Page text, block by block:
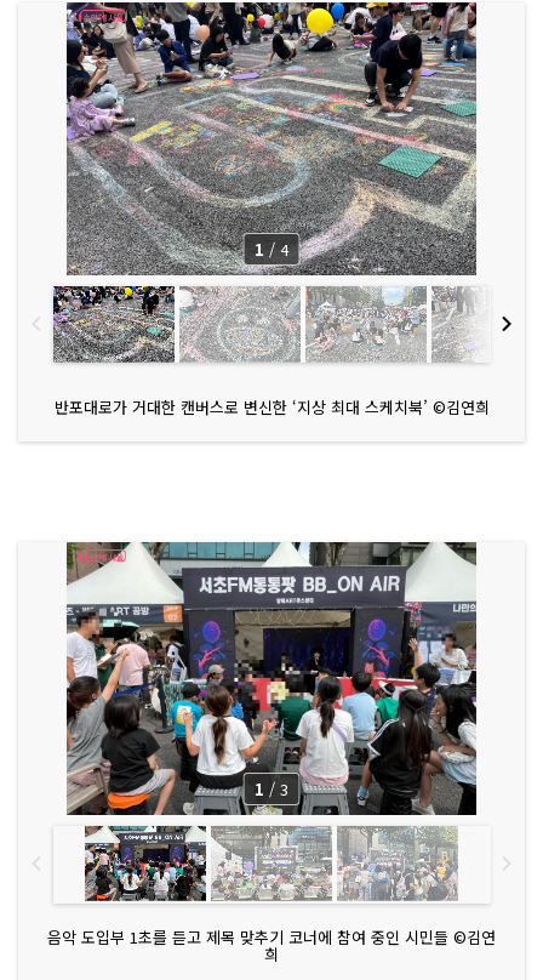
반포대로가 거대한 캔버스로 변신한 ‘지상 최대 스케치북’ ©김연희
1 / 4
음악 도입부 1초를 듣고 제목 맞추기 코너에 참여 중인 시민들 ©김연
희
1 / 3